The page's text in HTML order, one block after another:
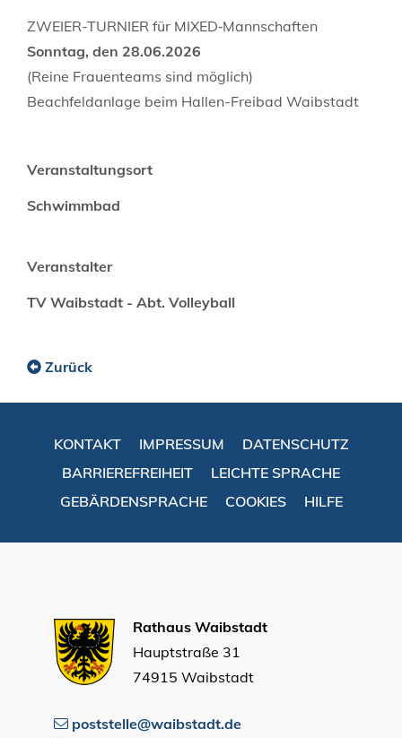
ZWEIER-TURNIER für MIXED‑Mannschaften
Sonntag, den 28.06.2026
(Reine Frauenteams sind möglich)
Beachfeldanlage beim Hallen-Freibad Waibstadt
Veranstaltungsort
Schwimmbad
Veranstalter
TV Waibstadt - Abt. Volleyball
Zurück
KONTAKT IMPRESSUM
DATENSCHUTZ
BARRIEREFREIHEIT
LEICHTE SPRACHE
GEBÄRDENSPRACHE
COOKIES HILFE
Rathaus Waibstadt
Hauptstraße 31
74915 Waibstadt
poststelle@waibstadt.de